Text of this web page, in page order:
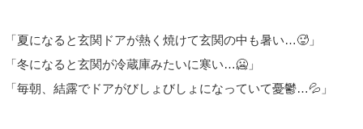
「夏になると玄関ドアが熱く焼けて玄関の中も暑い…🥵」
「冬になると玄関が冷蔵庫みたいに寒い…🥶」
「毎朝、結露でドアがびしょびしょになっていて憂鬱…💦」